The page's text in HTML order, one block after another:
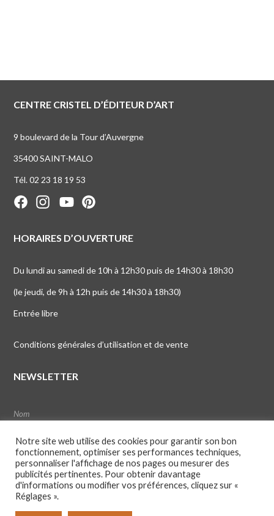
CENTRE CRISTEL D’ÉDITEUR D’ART
9 boulevard de la Tour d’Auvergne
35400 SAINT-MALO
Tél. 02 23 18 19 53
HORAIRES D’OUVERTURE
Du lundi au samedi de 10h à 12h30 puis de 14h30 à 18h30
(le jeudi, de 9h à 12h puis de 14h30 à 18h30)
Entrée libre
Conditions générales d’utilisation et de vente
NEWSLETTER
Notre site web utilise des cookies pour garantir son bon
fonctionnement, optimiser ses performances techniques,
personnaliser l'affichage de nos pages ou mesurer des
publicités pertinentes. Pour obtenir davantage
d'informations ou modifier vos préférences, cliquez sur «
Réglages ».